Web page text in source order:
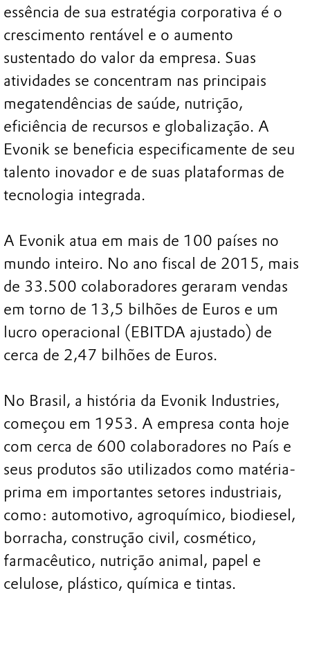
essência de sua estratégia corporativa é o
crescimento rentável e o aumento
sustentado do valor da empresa. Suas
atividades se concentram nas principais
megatendências de saúde, nutrição,
eficiência de recursos e globalização. A
Evonik se beneficia especificamente de seu
talento inovador e de suas plataformas de
tecnologia integrada.
A Evonik atua em mais de 100 países no
mundo inteiro. No ano fiscal de 2015, mais
de 33.500 colaboradores geraram vendas
em torno de 13,5 bilhões de Euros e um
lucro operacional (EBITDA ajustado) de
cerca de 2,47 bilhões de Euros.
No Brasil, a história da Evonik Industries,
começou em 1953. A empresa conta hoje
com cerca de 600 colaboradores no País e
seus produtos são utilizados como matéria-
prima em importantes setores industriais,
como: automotivo, agroquímico, biodiesel,
borracha, construção civil, cosmético,
farmacêutico, nutrição animal, papel e
celulose, plástico, química e tintas.